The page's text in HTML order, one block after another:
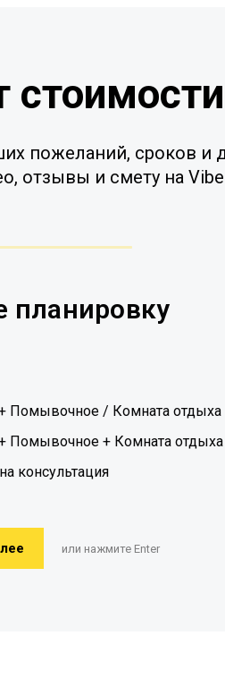
пожеланий, сроков и
отзывы и смету на
планировку
Помывочное / Комната отдыха
Помывочное + Комната отдыха
консультация
или нажмите Enter